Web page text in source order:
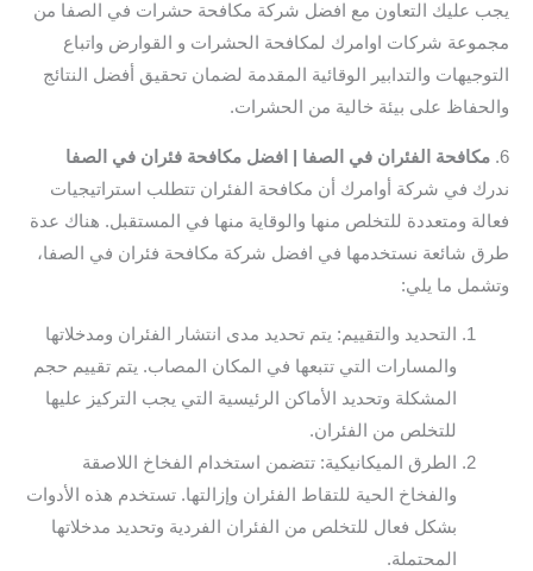
يجب عليك التعاون مع افضل شركة مكافحة حشرات في الصفا من
مجموعة شركات اوامرك لمكافحة الحشرات و القوارض واتباع
التوجيهات والتدابير الوقائية المقدمة لضمان تحقيق أفضل النتائج
والحفاظ على بيئة خالية من الحشرات.
6. مكافحة الفئران في الصفا | افضل مكافحة فئران في الصفا
ندرك في شركة أوامرك أن مكافحة الفئران تتطلب استراتيجيات
فعالة ومتعددة للتخلص منها والوقاية منها في المستقبل. هناك عدة
طرق شائعة نستخدمها في افضل شركة مكافحة فئران في الصفا،
وتشمل ما يلي:
التحديد والتقييم: يتم تحديد مدى انتشار الفئران ومدخلاتها
والمسارات التي تتبعها في المكان المصاب. يتم تقييم حجم
المشكلة وتحديد الأماكن الرئيسية التي يجب التركيز عليها
للتخلص من الفئران.
الطرق الميكانيكية: تتضمن استخدام الفخاخ اللاصقة
والفخاخ الحية للتقاط الفئران وإزالتها. تستخدم هذه الأدوات
بشكل فعال للتخلص من الفئران الفردية وتحديد مدخلاتها
المحتملة.